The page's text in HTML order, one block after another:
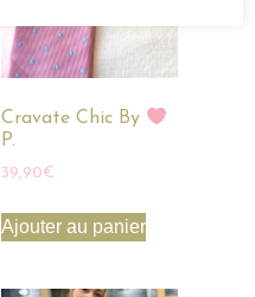
Cravate Chic By
P.
39,90€
Ajouter au panier